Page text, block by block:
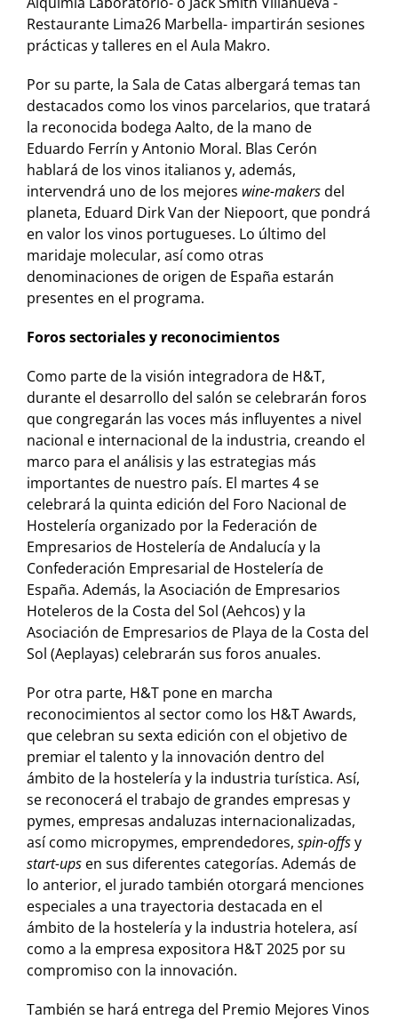
Restaurante Lima26 Marbella- impartirán sesiones
prácticas y talleres en el Aula Makro.
Por su parte, la Sala de Catas albergará temas tan
destacados como los vinos parcelarios, que tratará
la reconocida bodega Aalto, de la mano de
Eduardo Ferrín y Antonio Moral. Blas Cerón
hablará de los vinos italianos y, además,
intervendrá uno de los mejores wine-makersdel
planeta, Eduard Dirk Van der Niepoort, que pondrá
en valor los vinos portugueses. Lo último del
maridaje molecular, así como otras
denominaciones de origen de España estarán
presentes en el programa.
Foros sectoriales y reconocimientos
Como parte de la visión integradora de H&T,
durante el desarrollo del salón se celebrarán foros
que congregarán las voces más influyentes a nivel
nacional e internacional de la industria, creando el
marco para el análisis y las estrategias más
importantes de nuestro país. El martes 4 se
celebrará la quinta edición del Foro Nacional de
Hostelería organizado por la Federación de
Empresarios de Hostelería de Andalucía y la
Confederación Empresarial de Hostelería de
España. Además, la Asociación de Empresarios
Hoteleros de la Costa del Sol (Aehcos) y la
Asociación de Empresarios de Playa de la Costa del
Sol (Aeplayas) celebrarán sus foros anuales.
Por otra parte, H&T pone en marcha
reconocimientos al sector como los H&T Awards,
que celebran su sexta edición con el objetivo de
premiar el talento y la innovación dentro del
ámbito de la hostelería y la industria turística. Así,
se reconocerá el trabajo de grandes empresas y
pymes, empresas andaluzas internacionalizadas,
así como micropymes, emprendedores, spin-offsy
start-ups en sus diferentes categorías. Además de
lo anterior, el jurado también otorgará menciones
especiales a una trayectoria destacada en el
ámbito de la hostelería y la industria hotelera, así
como a la empresa expositora H&T 2025 por su
compromiso con la innovación.
También se hará entrega del Premio Mejores Vinos